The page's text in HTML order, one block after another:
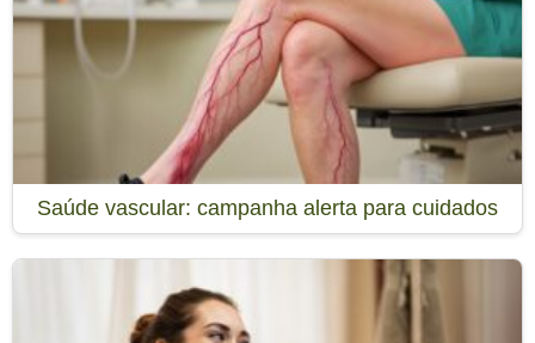
Saúde vascular: campanha alerta para cuidados